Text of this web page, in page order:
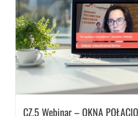
CZ.5 Webinar – OKNA